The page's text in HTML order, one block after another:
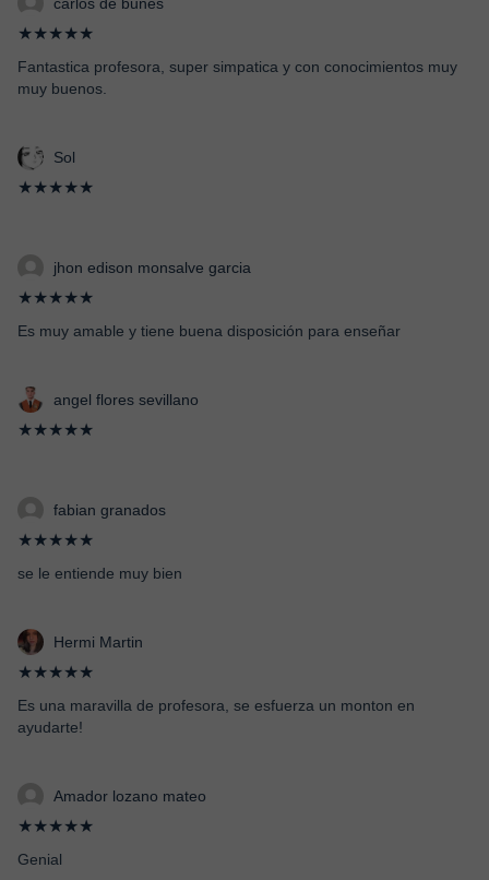
★★★★★
Fantastica profesora, super simpatica y con conocimientos muy
muy buenos.
Sol
★★★★★
jhon edison monsalve garcia
★★★★★
Es muy amable y tiene buena disposición para enseñar
angel flores sevillano
★★★★★
fabian granados
★★★★★
se le entiende muy bien
Hermi Martin
★★★★★
Es una maravilla de profesora, se esfuerza un monton en
ayudarte!
Amador lozano mateo
★★★★★
Genial